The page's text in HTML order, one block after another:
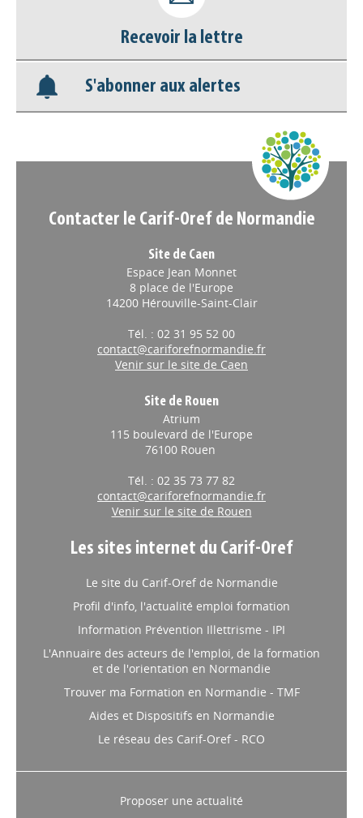
Nos veilles Scoop.it
Appels à projets
Recevoir la lettre
S'abonner aux alertes
Contacter le Carif-Oref de Normandie
Site de Caen
Espace Jean Monnet
8 place de l'Europe
14200 Hérouville-Saint-Clair
Tél. : 02 31 95 52 00
contact@cariforefnormandie.fr
Venir sur le site de Caen
Site de Rouen
Atrium
115 boulevard de l'Europe
76100 Rouen
Tél. : 02 35 73 77 82
contact@cariforefnormandie.fr
Venir sur le site de Rouen
Les sites internet du Carif-Oref
Le site du Carif-Oref de Normandie
Profil d'info, l'actualité emploi formation
Information Prévention Illettrisme - IPI
L'Annuaire des acteurs de l'emploi, de la formation
et de l'orientation en Normandie
Trouver ma Formation en Normandie - TMF
Aides et Dispositifs en Normandie
Le réseau des Carif-Oref - RCO
Proposer une actualité